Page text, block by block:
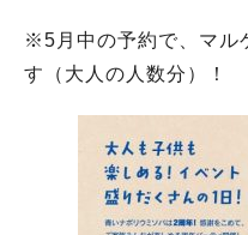
※5月中の予約で、マル
す（大人の人数分）！